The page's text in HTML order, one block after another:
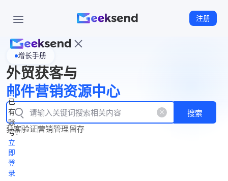
注册
页
WhatsApp
企业号
New
产
品
功
能
产
品
价
格
资
源
中
心
立
即
注
册
已
有
账
号？
立
即
登
录
增长手册
外贸获客与
邮件营销资源中心
搜索
获客验证营销管理留存